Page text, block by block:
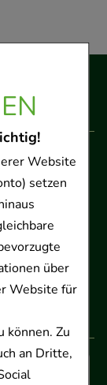
Website
setzen
über
Website für
können. Zu
an Dritte,